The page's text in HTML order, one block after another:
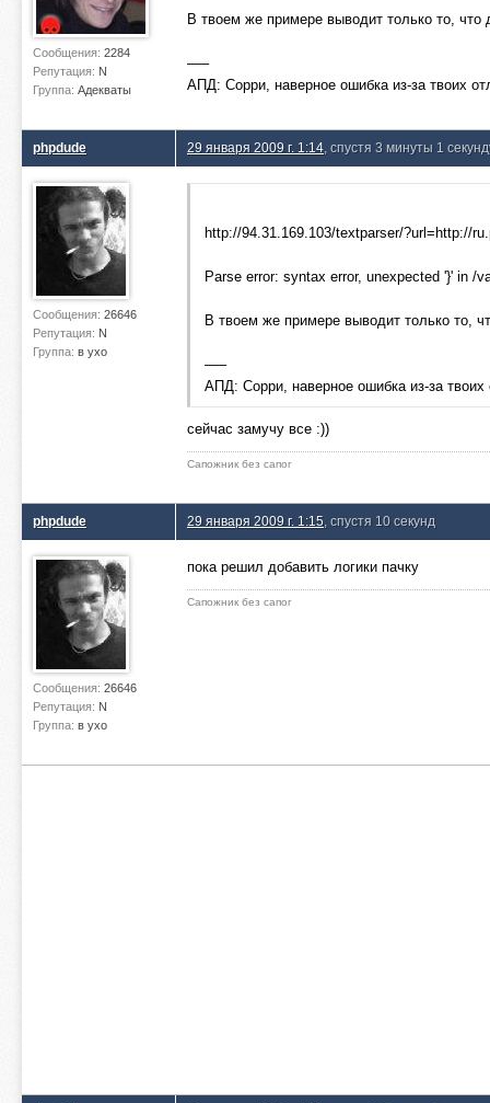
Сообщения: 2284
Репутация: N
Группа: Адекваты
В твоем же примере выводит только то, что
—–
АПД: Сорри, наверное ошибка из-за твоих
phpdude
Сообщения: 26646
Репутация: N
Группа: в ухо
29 января 2009 г. 1:14 , спустя 3 минуты 1
http://94.31.169.103/textparser/?url=http://
Parse error: syntax error, unexpected '}' in /
В твоем же примере выводит только то,
—–
АПД: Сорри, наверное ошибка из-за
сейчас замучу все :))
Сапожник без сапог
phpdude
Сообщения: 26646
Репутация: N
Группа: в ухо
29 января 2009 г. 1:15 , спустя 10 секунд
пока решил добавить логики пачку
Сапожник без сапог